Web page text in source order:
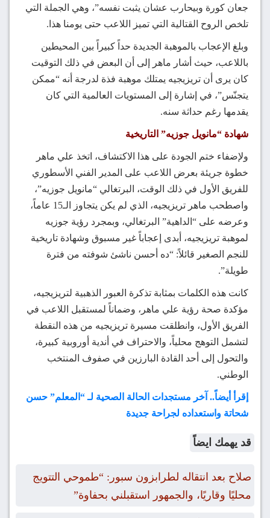
جعان كورة وبيحارب عشان يثبت نفسه”، وهي الجملة التي
تلخص الروح القتالية التي تميز اللاعب حتى يومنا هذا.
وبلغ الإعجاب بالموهبة الجديدة حداً كبيراً بين المحيطين
باللاعب، حيث أشار ماهر إلى أن البعض في ذلك التوقيت
كان يرى أن تريزيجيه يمتلك موهبة فذة لدرجة أنه “ممكن
يتجنّس”، في إشارة إلى المستويات العالمية التي كان
يقدمها رغم حداثة سنه.
شهادة “مانويل جوزيه” التاريخية
ولإضفاء ختم الجودة على هذا الاكتشاف، اتخذ علي ماهر
خطوة جريئة بعرض اللاعب على المدير الفني الأسطوري
للفريق الأول في ذلك الوقت، البرتغالي “مانويل جوزيه”،
واصطحب ماهر تريزيجيه، الذي لم يكن يتجاوز الـ15 عاماً،
وعرضه على “الداهية” البرتغالي، وبمجرد رؤية جوزيه
لموهبة تريزيجيه، أبدى إعجاباً غير مسبوق وشهادة تاريخية
للنجم الصغير قائلاً: “ده أحسن ناشئ شوفته من فترة
طويلة”.
كانت هذه الكلمات بمثابة تذكرة العبور الذهبية لتريزيجيه،
مؤكدة صحة رؤية علي ماهر، وضماناً لمستقبل اللاعب في
الفريق الأول، وانطلقت مسيرة تريزيجيه من هذه النقطة
لتشمل التوهج محلياً، والاحتراف في أندية أوروبية كبيرة،
والتحول إلى أحد القادة البارزين في صفوف المنتخب
الوطني.
إقرأ أيضاً.. آخر مستجدات الحالة الصحية لـ “المعلم” حسن
شحاتة واستعداده لجراحة جديدة
قد يهمك ايضاً
صلاح بعد انتقاله لطرابزون سبور: “طموحي التتويج
محليًا وقاريًا، والجمهور استقبلني بحفاوة”